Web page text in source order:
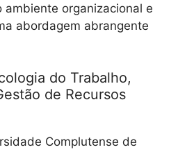
ambiente organizacional e
abordagem abrangente
do Trabalho,
de Recursos
Complutense de